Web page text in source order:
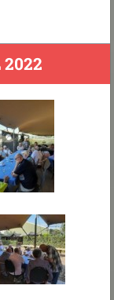
2022